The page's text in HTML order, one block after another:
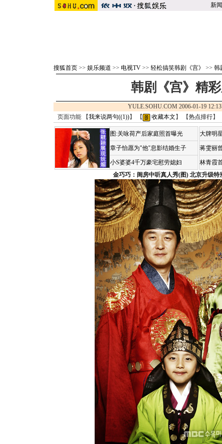
新闻
搜狐首页 >> 娱乐频道 >> 电视TV >> 轻松搞笑韩剧《宫》 >> 韩
韩剧《宫》精
YULE.SOHU.COM 2006-01-19
页面功能 【我来说两句((1))】 【 收藏本文 】 【热点排行】
图:关咏荷产后家庭照首曝光
章子怡愿为"他"息影结婚生子
小S婆婆4千万豪宅慰劳媳妇
大牌明
蒋雯丽
林青霞
金巧巧：闺房中听真人秀(图) 北京升级特